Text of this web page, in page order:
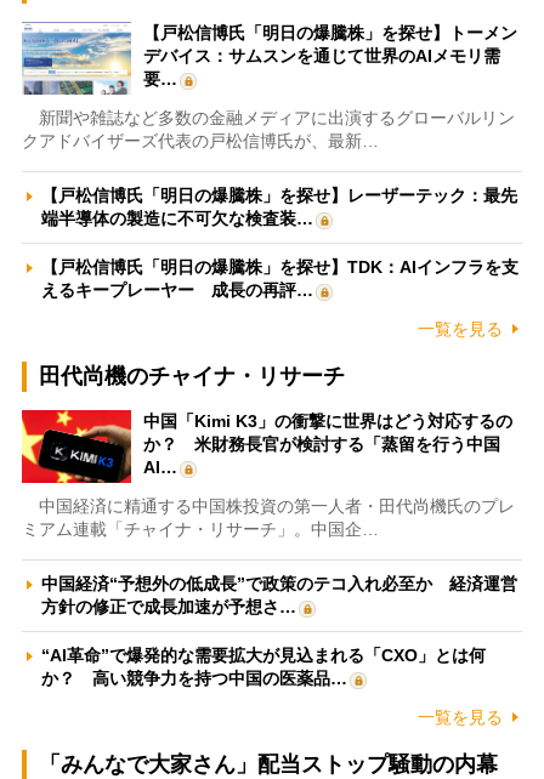
【戸松信博氏「明日の爆騰株」を探せ】トーメン
デバイス：サムスンを通じて世界のAIメモリ需
要…
新聞や雑誌など多数の金融メディアに出演するグローバルリン
クアドバイザーズ代表の戸松信博氏が、最新…
【戸松信博氏「明日の爆騰株」を探せ】レーザーテック：最先
端半導体の製造に不可欠な検査装…
【戸松信博氏「明日の爆騰株」を探せ】TDK：AIインフラを支
えるキープレーヤー 成長の再評…
一覧を見る
田代尚機のチャイナ・リサーチ
中国「Kimi K3」の衝撃に世界はどう対応するの
か？ 米財務長官が検討する「蒸留を行う中国
AI…
中国経済に精通する中国株投資の第一人者・田代尚機氏のプレ
ミアム連載「チャイナ・リサーチ」。中国企…
中国経済“予想外の低成長”で政策のテコ入れ必至か 経済運営
方針の修正で成長加速が予想さ…
“AI革命”で爆発的な需要拡大が見込まれる「CXO」とは何
か？ 高い競争力を持つ中国の医薬品…
一覧を見る
「みんなで大家さん」配当ストップ騒動の内幕